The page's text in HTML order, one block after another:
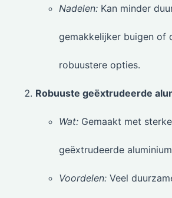
Nadelen: Kan minder
gemakkelijker buigen of
robuustere opties.
Robuuste geëxtrudeerde
Wat: Gemaakt met
geëxtrudeerde
Voordelen: Veel